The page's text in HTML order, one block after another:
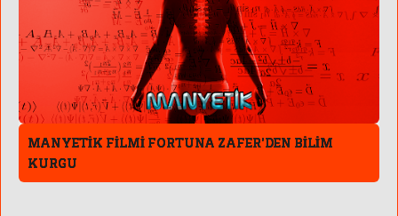
MANYETİK FİLMİ FORTUNA ZAFER'DEN BİLİM
KURGU